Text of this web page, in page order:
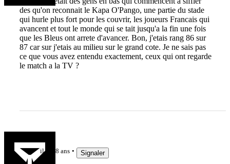
des qu'on reconnait le Kapa O'Pango, une partie du stade
qui hurle plus fort pour les couvrir, les joueurs Francais qui
avancent et tout le monde qui se tait jusqu'a la fin une fois
que les Bleus ont arrete d'avancer. Bon, j'etais rang 86 sur
87 car sur j'etais au milieu sur le grand cote. Je ne sais pas
ce que vous avez entendu exactement, ceux qui ont regarde
le match a la TV ?
il y a 8 ans Signaler